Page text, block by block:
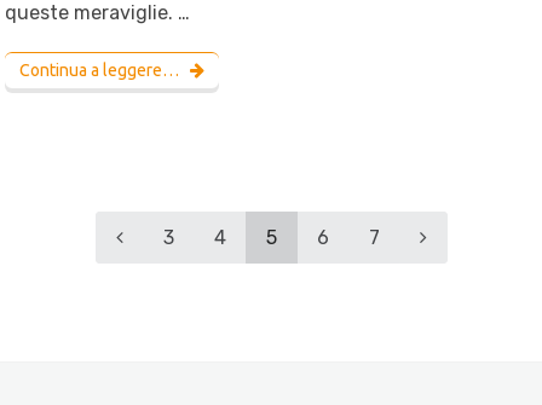
queste meraviglie. …
Continua a leggere…
3 4 5 6 7